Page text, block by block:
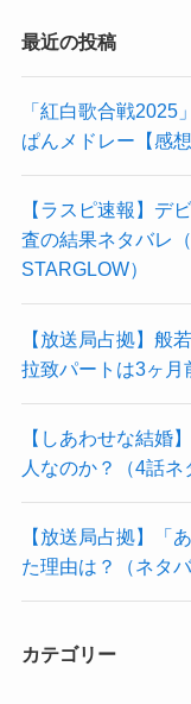
最近の投稿
「紅白歌合戦
ぱんメドレー【感想
【ラスピ速報】デ
査の結果ネタバレ
STARGLOW）
【放送局占拠】般
拉致パートは3ヶ月
【しあわせな結婚
人なのか？（4話ネ
【放送局占拠】「
た理由は？（ネタ
カテゴリー